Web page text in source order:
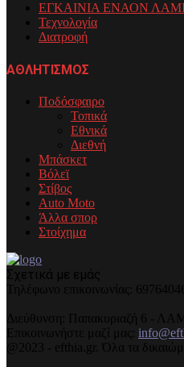
ΕΓΚΑΙΝΙΑ ΕΝΑΟΝ
Τεχνολογία
Διατροφή
ΑΘΛΗΤΙΣΜΟΣ
Ποδόσφαιρο
Τοπικά
Εθνικά
Διεθνή
Μπάσκετ
Βόλεϊ
Στίβος
Auto Moto
Άλλα σπορ
Στοίχημα
Σχετικά με εμάς
Τηλέφωνo επικοινωνίας:
Διεύθυνση: Παπακυριαζή 6 -
Επικοινωνήστε μαζί μας:
@2023 - efthia.gr. Όλα τα